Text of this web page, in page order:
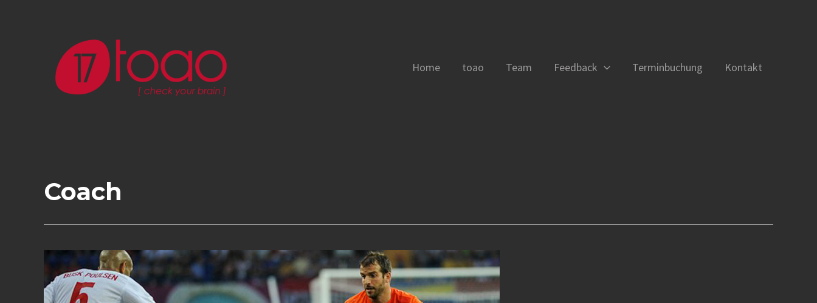
Home toao Team Feedback Terminbuchung Kontakt
Coach